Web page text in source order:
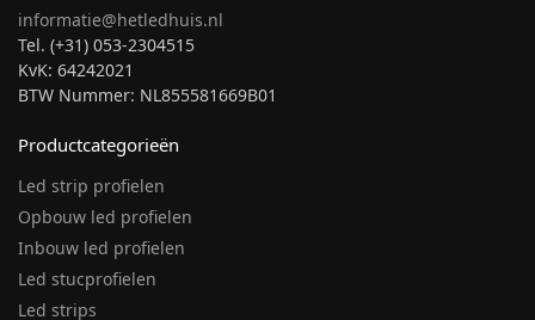
informatie@hetledhuis.nl
Tel. (+31) 053-2304515
KvK: 64242021
BTW Nummer: NL855581669B01
Productcategorieën
Led strip profielen
Opbouw led profielen
Inbouw led profielen
Led stucprofielen
Led strips